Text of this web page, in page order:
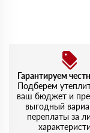
Гарантируем
Подберем
ваш бюджет и
выгодный
переплаты за